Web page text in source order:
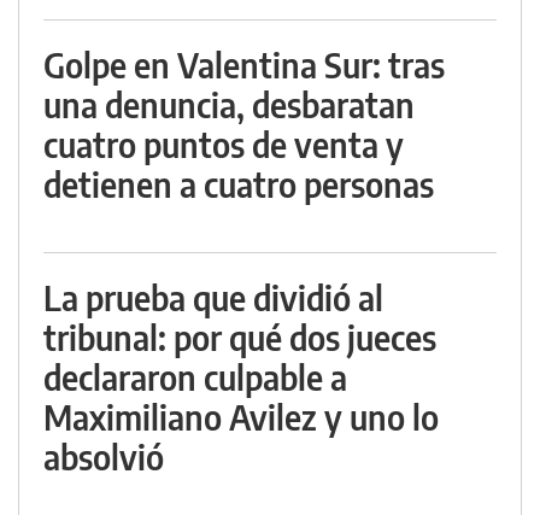
Golpe en Valentina Sur: tras
una denuncia, desbaratan
cuatro puntos de venta y
detienen a cuatro personas
La prueba que dividió al
tribunal: por qué dos jueces
declararon culpable a
Maximiliano Avilez y uno lo
absolvió